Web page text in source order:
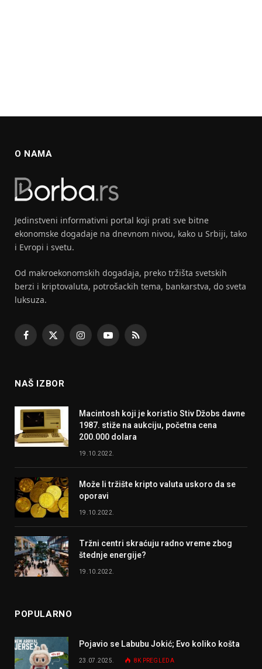
O NAMA
Jedinstveni informativni portal koji prati sve bitne
ekonomske dogadaje na dnevnom nivou, kako u Srbiji, tako
i Evropi i svetu.
Od makroekonomskih dogadaja, preko tržišta svetskih
berzi i kriptovaluta, potrošackih tema, bankarstva, do sveta
luksuza.
Facebook
X
InstagramYouTubeRSS
NAŠ IZBOR
Macintosh koji je koristio Stiv Džobs davne
1987. stiže na aukciju, početna cena
200.000 dolara
19.10.2022.
Može li tržište kripto valuta uskoro da se
oporavi
19.10.2022.
Tržni centri skraćuju radno vreme zbog
štednje energije?
19.10.2022.
POPULARNO
Pojavio se Labubu Jokić; Evo koliko košta
23.07.2025. 8K PREGLEDA